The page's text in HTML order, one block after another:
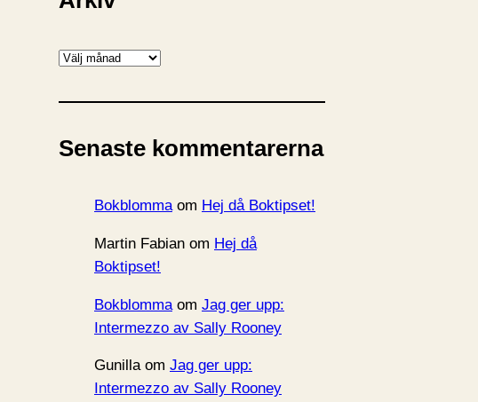
A
k
v
Senaste kommentarerna
Bokblommaom Hej då Boktipset!
Martin Fabian om Hej då
Boktipset!
Bokblomma om Jag ger upp:
Intermezzo av Sally Rooney
Gunillaom Jag ger upp:
Intermezzo av Sally Rooney